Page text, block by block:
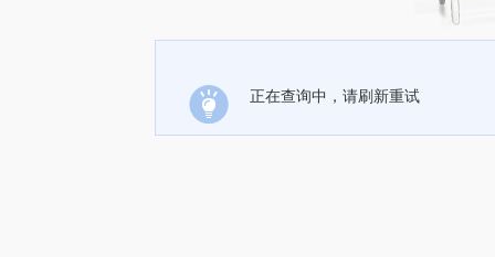
正在查询中，请刷新重试